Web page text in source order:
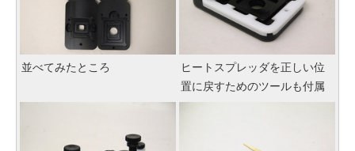
並べてみたところ
ヒートスプレッダを正しい位
置に戻すためのツールも付属